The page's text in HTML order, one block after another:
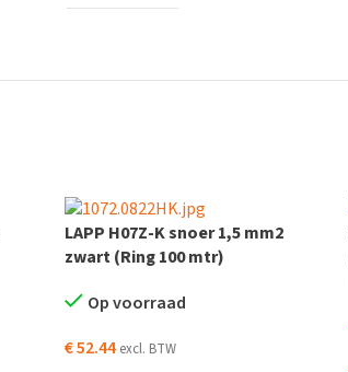
LAPP H07Z-K snoer 1,5 mm2
zwart (Ring 100 mtr)
Op voorraad
€52.44 excl. BTW